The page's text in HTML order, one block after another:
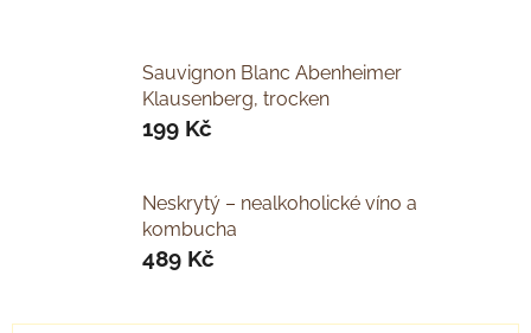
Sauvignon Blanc Abenheimer
Klausenberg, trocken
199 Kč
Neskrytý – nealkoholické víno a
kombucha
489 Kč